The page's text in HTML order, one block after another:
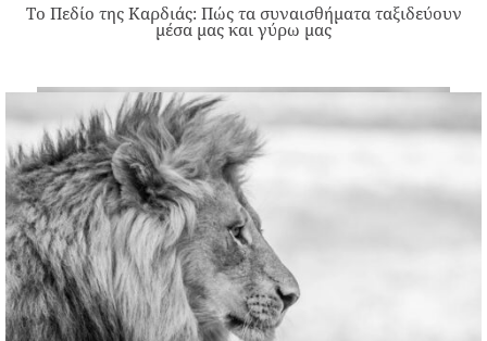
Το Πεδίο της Καρδιάς: Πώς τα συναισθήματα ταξιδεύουν
μέσα μας και γύρω μας